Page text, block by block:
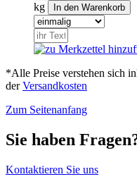
kg
*Alle Preise verstehen sich
derVersandkosten
Zum Seitenanfang
Sie haben
Kontaktieren Sie uns